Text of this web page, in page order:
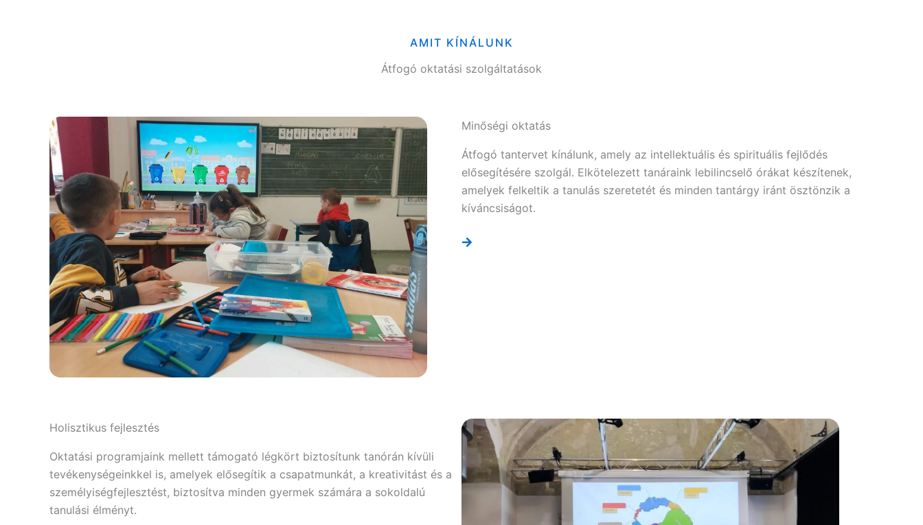
AMIT KÍNÁLUNK
Átfogó oktatási szolgáltatások
Minőségi oktatás
Átfogó tantervet kínálunk, amely az intellektuális és spirituális fejlődés
elősegítésére szolgál. Elkötelezett tanáraink lebilincselő órákat készítenek,
amelyek felkeltik a tanulás szeretetét és minden tantárgy iránt ösztönzik a
kíváncsiságot.
Holisztikus fejlesztés
Oktatási programjaink mellett támogató légkört biztosítunk tanórán kívüli
tevékenységeinkkel is, amelyek elősegítik a csapatmunkát, a kreativitást és a
személyiségfejlesztést, biztosítva minden gyermek számára a sokoldalú
tanulási élményt.